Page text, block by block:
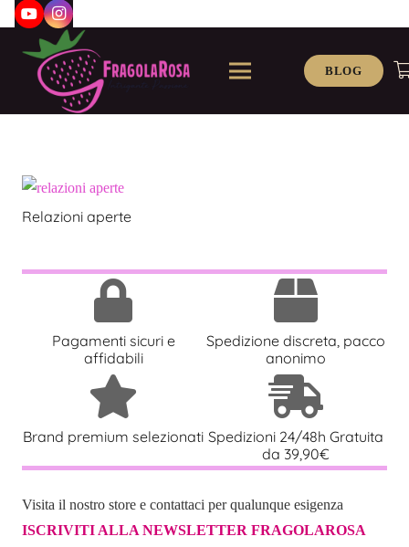
BLOG
Relazioni aperte
Pagamenti sicuri e
affidabili
Spedizione discreta, pacco
anonimo
Brand premium selezionati Spedizioni 24/48h Gratuita
da 39,90€
Visita il nostro store e contattaci per qualunque esigenza
ISCRIVITI ALLA NEWSLETTER FRAGOLAROSA